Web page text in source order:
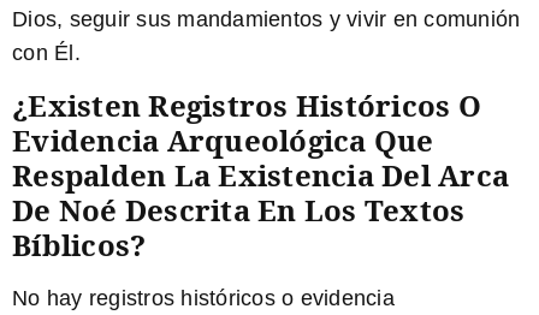
Dios, seguir sus mandamientos y vivir en comunión
con Él.
¿Existen Registros Históricos O
Evidencia Arqueológica Que
Respalden La Existencia Del Arca
De Noé Descrita En Los Textos
Bíblicos?
No hay registros históricos o evidencia